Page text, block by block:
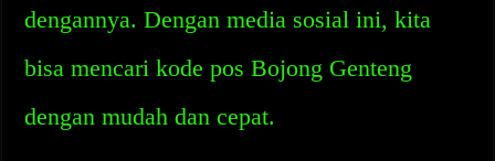
dengannya. Dengan media sosial ini, kita
bisa mencari kode pos Bojong Genteng
dengan mudah dan cepat.